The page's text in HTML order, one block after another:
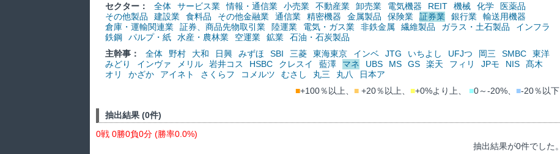
セクター：
全体 サービス業 情報・通信業 小売業 不動産業 卸売業 電気機器 REIT 機械 化学
医薬品
その他製品
建設業 食料品 その他金融業 通信業 精密機器 金属製品 保険業 証券業 銀行業
輸送用機器
倉庫・運輸関連業
証券、商品先物取引業 陸運業 電気・ガス業 非鉄金属 繊維製品 ガラス・土石製品
インフラ
鉄鋼
パルプ・紙 水産・農林業 空運業 鉱業
石油・石炭製品
主幹事：
全体 野村 大和 日興 みずほ SBI 三菱 東海東京 インベ JTG いちよし UFJつ 岡三 SMBC
東洋
みどり
インヴァ メリル 岩井コス HSBC クレスイ 藍澤 マネ UBS MS GS 楽天 フィリ JPモ NIS
髙木
オリ
かざか アイネト さくらフ コメルツ むさし 丸三 丸八
日本ア
■+100％以上、 ■+20％以上、 ■+0%より上、 ■0～-20%、 ■-20％以下
抽出結果 (0件)
0戦 0勝0負0分 (勝率0.0%)
抽出結果が0件でした。